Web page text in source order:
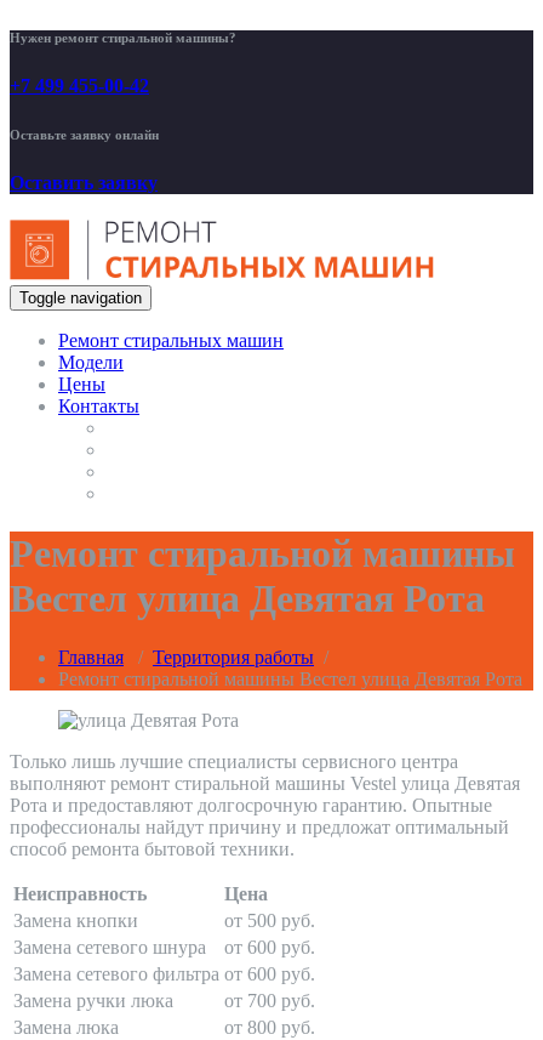
Нужен ремонт стиральной машины?
+7 499 455-00-42
Оставьте заявку онлайн
Оставить заявку
Toggle navigation
Ремонт стиральных машин
Модели
Цены
Контакты
Ремонт стиральной машины
Вестел улица Девятая Рота
Главная / Территория работы /
Ремонт стиральной машины Вестел улица Девятая Рота
Только лишь лучшие специалисты сервисного центра
выполняют ремонт стиральной машины Vestel улица Девятая
Рота и предоставляют долгосрочную гарантию. Опытные
профессионалы найдут причину и предложат оптимальный
способ ремонта бытовой техники.
Неисправность
Цена
Замена кнопки
от 500 руб.
Замена сетевого шнура
от 600 руб.
Замена сетевого фильтра от 600 руб.
Замена ручки люка
от 700 руб.
Замена люка
от 800 руб.